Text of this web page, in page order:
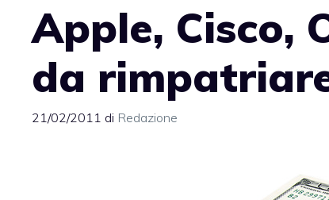
Apple, Cisco,
da
21/02/2011 di Redazione